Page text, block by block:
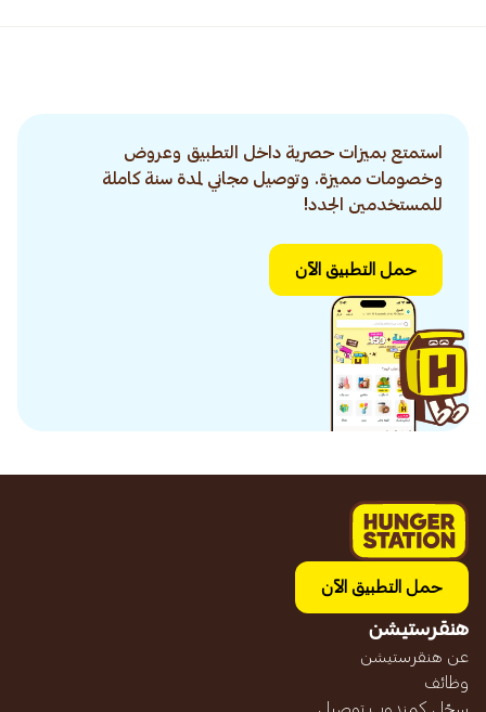
استمتع بميزات حصرية داخل التطبيق وعروض
وخصومات مميزة. وتوصيل مجاني لمدة سنة كاملة
للمستخدمين الجدد!
حمل التطبيق الآن
حمل التطبيق الآن
هنقرستيشن
عن هنقرستيشن
وظائف